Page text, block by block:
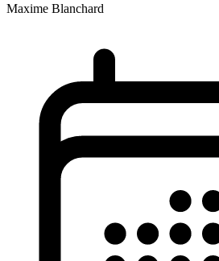
Maxime Blanchard